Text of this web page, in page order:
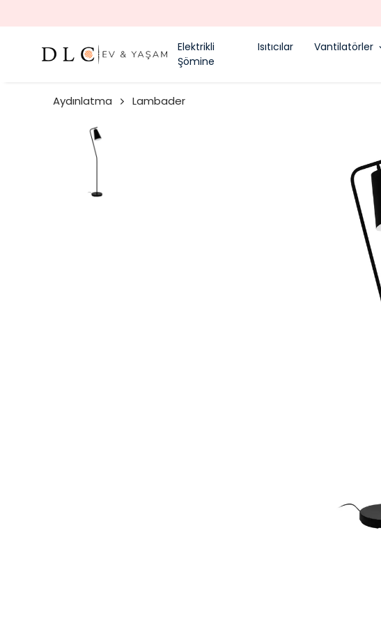
Elektrikli
Şömine
Isıtıcılar Vantilatörler
Aydınlatma Lambader